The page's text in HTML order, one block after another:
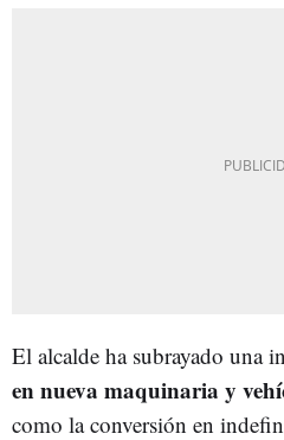
El alcalde ha subrayado una
en nueva maquinaria y
como la conversión en